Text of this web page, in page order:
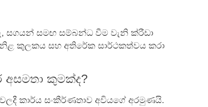
සගයන් සමඟ සම්බන්ධ වීම වැනි ක්රීඩා
කුලකය සහ අතිරේක සාර්ථකත්වය කරා
කුමක්ද?
කාර්ය සංකීර්ණතාව අවියගේ අරමුණයි.